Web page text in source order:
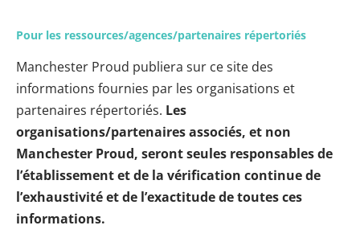
Pour les ressources/agences/partenaires répertoriés
Manchester Proud publiera sur ce site des
informations fournies par les organisations et
partenaires répertoriés. Les
organisations/partenaires associés, et non
Manchester Proud, seront seules responsables de
l’établissement et de la vérification continue de
l’exhaustivité et de l’exactitude de toutes ces
informations.